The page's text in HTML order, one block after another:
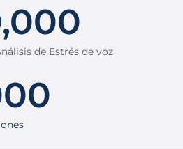
de Estrés de voz